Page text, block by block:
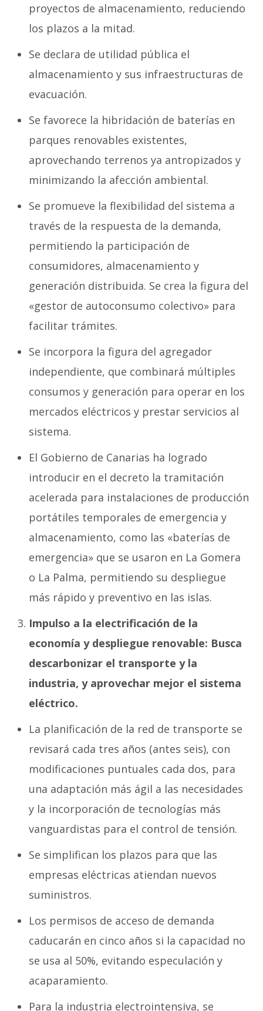
proyectos de almacenamiento, reduciendo
los plazos a la mitad.
Se declara de utilidad pública el
almacenamiento y sus infraestructuras de
evacuación.
Se favorece la hibridación de baterías en
parques renovables existentes,
aprovechando terrenos ya antropizados y
minimizando la afección ambiental.
Se promueve la flexibilidad del sistema a
través de la respuesta de la demanda,
permitiendo la participación de
consumidores, almacenamiento y
generación distribuida. Se crea la figura del
«gestor de autoconsumo colectivo» para
facilitar trámites.
Se incorpora la figura del agregador
independiente, que combinará múltiples
consumos y generación para operar en los
mercados eléctricos y prestar servicios al
sistema.
El Gobierno de Canarias ha logrado
introducir en el decreto la tramitación
acelerada para instalaciones de producción
portátiles temporales de emergencia y
almacenamiento, como las «baterías de
emergencia» que se usaron en La Gomera
o La Palma, permitiendo su despliegue
más rápido y preventivo en las islas.
Impulso a la electrificación de la
economía y despliegue renovable: Busca
descarbonizar el transporte y la
industria, y aprovechar mejor el sistema
eléctrico.
La planificación de la red de transporte se
revisará cada tres años (antes seis), con
modificaciones puntuales cada dos, para
una adaptación más ágil a las necesidades
y la incorporación de tecnologías más
vanguardistas para el control de tensión.
Se simplifican los plazos para que las
empresas eléctricas atiendan nuevos
suministros.
Los permisos de acceso de demanda
caducarán en cinco años si la capacidad no
se usa al 50%, evitando especulación y
acaparamiento.
Para la industria electrointensiva, se